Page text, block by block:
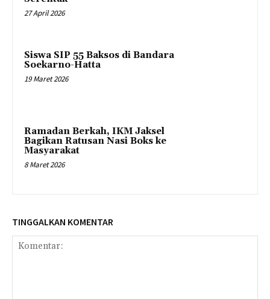
27 April 2026
Siswa SIP 55 Baksos di Bandara
Soekarno-Hatta
19 Maret 2026
Ramadan Berkah, IKM Jaksel
Bagikan Ratusan Nasi Boks ke
Masyarakat
8 Maret 2026
TINGGALKAN KOMENTAR